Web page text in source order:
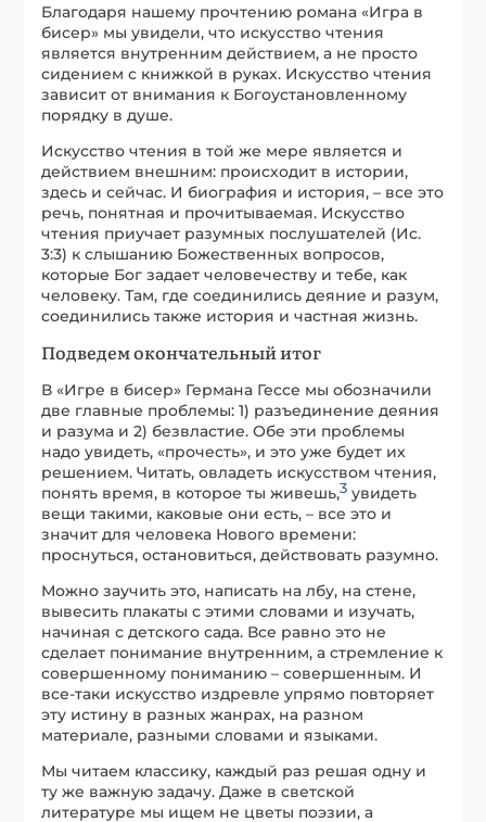
Благодаря нашему прочтению романа «Игра в
бисер» мы увидели, что искусство чтения
является внутренним действием, а не просто
сидением с книжкой в руках. Искусство чтения
зависит от внимания к Богоустановленному
порядку в душе.
Искусство чтения в той же мере является и
действием внешним: происходит в истории,
здесь и сейчас. И биография и история, – все это
речь, понятная и прочитываемая. Искусство
чтения приучает разумных послушателей (Ис.
3:3) к слышанию Божественных вопросов,
которые Бог задает человечеству и тебе, как
человеку. Там, где соединились деяние и разум,
соединились также история и частная жизнь.
Подведем окончательный итог
В «Игре в бисер» Германа Гессе мы обозначили
две главные проблемы: 1) разъединение деяния
и разума и 2) безвластие. Обе эти проблемы
надо увидеть, «прочесть», и это уже будет их
решением. Читать, овладеть искусством чтения,
понять время, в которое ты живешь,3 увидеть
вещи такими, каковые они есть, – все это и
значит для человека Нового времени:
проснуться, остановиться, действовать разумно.
Можно заучить это, написать на лбу, на стене,
вывесить плакаты с этими словами и изучать,
начиная с детского сада. Все равно это не
сделает понимание внутренним, а стремление к
совершенному пониманию – совершенным. И
все-таки искусство издревле упрямо повторяет
эту истину в разных жанрах, на разном
материале, разными словами и языками.
Мы читаем классику, каждый раз решая одну и
ту же важную задачу. Даже в светской
литературе мы ищем не цветы поэзии, а